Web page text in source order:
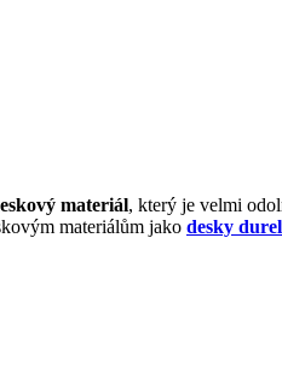
materiál, který je velmi
materiálům jako desky